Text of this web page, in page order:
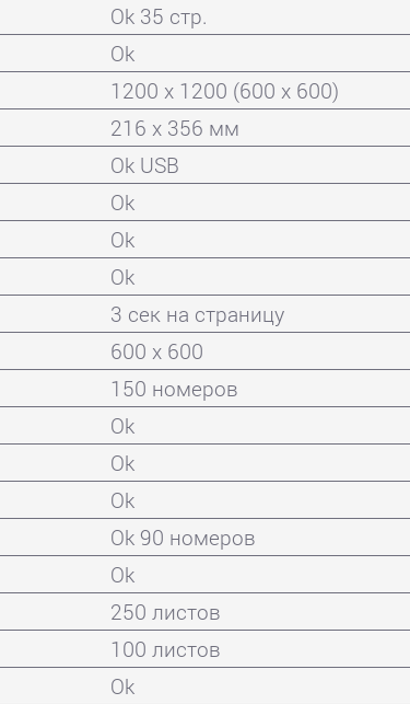
Ok 35 стр.
Ok
1200 x 1200 (600 x 600)
216 x 356 мм
Ok USB
Ok
Ok
Ok
3 сек на страницу
600 x 600
150 номеров
Ok
Ok
Ok
Ok 90 номеров
Ok
250 листов
100 листов
Ok